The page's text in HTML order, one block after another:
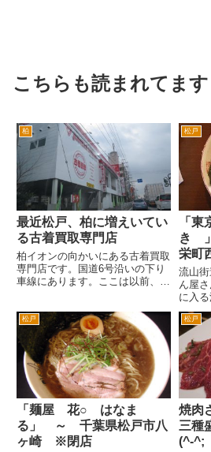
こちらも読まれてます
柏
最近松戸、柏に増えいてい
る古着買取専門店
柏イオンの向かいにある古着買取
専門店です。国道6号沿いの下り
車線にあります。ここは以前、洋
の松戸ポンテ内に入っていたこ
ろ、いろいろトラッドな服を購入
しました。懐かしい話です。お金
が...
松戸
「
き
栄町
流山
ん屋
に入
通っ
はな
き」
書き
いる
の...
松戸
「麺屋 花○ はなま
る」 ～ 千葉県松戸市八
ヶ崎 ※閉店
松戸
焼肉
三種
(^-^;